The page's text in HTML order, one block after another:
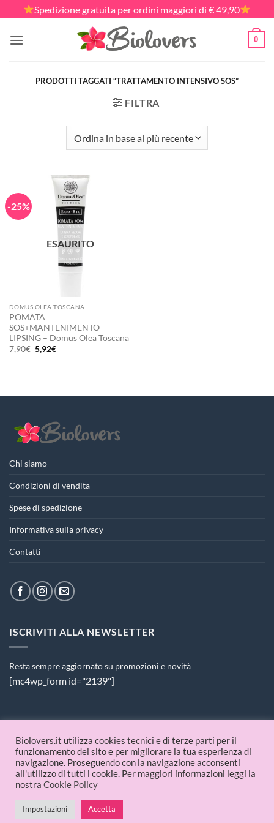
ai
contenuti
Spedizione gratuita per ordini maggiori di € 49,90
0
PRODOTTI TAGGATI “TRATTAMENTO INTENSIVO SOS”
FILTRA
-25%
ESAURITO
DOMUS OLEA TOSCANA
POMATA
SOS+MANTENIMENTO –
LIPSING – Domus Olea Toscana
7,90€ Il
prezzo
5,92€Il
Chi siamo
Condizioni di vendita
Spese di spedizione
Informativa sulla privacy
Contatti
ISCRIVITI ALLA NEWSLETTER
Resta sempre aggiornato su promozioni e novità
[mc4wp_form id="2139"]
PAGAMENTI ACCETTATI
© 2026 Biolovers.it | P.IVA 09336481214
Biolovers.it utilizza cookies tecnici e di terze parti per il
funzionamento del sito e per migliorare la tua esperienza di
navigazione. Proseguendo con la navigazione acconsenti
all'utilizzo di tutti i cookie. Per maggiori informazioni leggi la
nostra Cookie Policy
Impostazioni Accetta